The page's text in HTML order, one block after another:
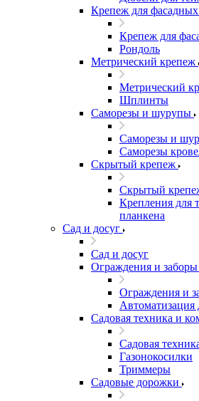
Крепеж для
Крепеж для
Рондоль
Метрический крепеж
Метрический
Шплинты
Саморезы и шурупы
Саморезы и
Саморезы
Скрытый крепеж
Скрытый
Крепления для
планкена
Сад и досуг
Сад и досуг
Ограждения и заборы
Ограждения и
Автоматизация
Садовая техника и
Садовая
Газонокосилки
Триммеры
Садовые дорожки